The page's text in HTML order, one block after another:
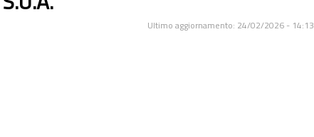
Ultimo aggiornamento: 24/02/2026 - 14:13